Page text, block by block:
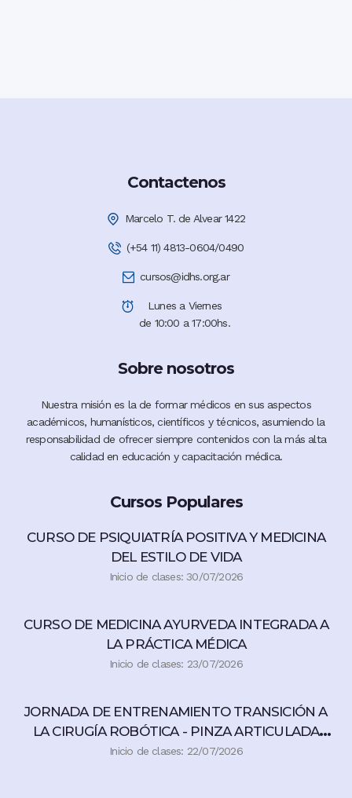
Contactenos
Marcelo T. de Alvear 1422
(+54 11) 4813-0604/0490
cursos@idhs.org.ar
Lunes a Viernes
de 10:00 a 17:00hs.
Sobre nosotros
Nuestra misión es la de formar médicos en sus aspectos
académicos, humanísticos, científicos y técnicos, asumiendo la
responsabilidad de ofrecer siempre contenidos con la más alta
calidad en educación y capacitación médica.
Cursos Populares
CURSO DE PSIQUIATRÍA POSITIVA Y MEDICINA
DEL ESTILO DE VIDA
Inicio de clases: 30/07/2026
CURSO DE MEDICINA AYURVEDA INTEGRADA A
LA PRÁCTICA MÉDICA
Inicio de clases: 23/07/2026
JORNADA DE ENTRENAMIENTO TRANSICIÓN A
LA CIRUGÍA ROBÓTICA - PINZA ARTICULADA
360°
Inicio de clases: 22/07/2026